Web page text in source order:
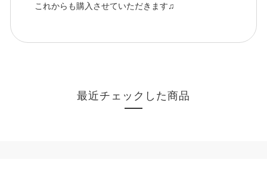
これからも購入させていただきます♫
最近チェックした商品